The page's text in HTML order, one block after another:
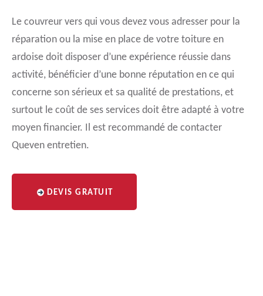
Le couvreur vers qui vous devez vous adresser pour la
réparation ou la mise en place de votre toiture en
ardoise doit disposer d’une expérience réussie dans
activité, bénéficier d’une bonne réputation en ce qui
concerne son sérieux et sa qualité de prestations, et
surtout le coût de ses services doit être adapté à votre
moyen financier. Il est recommandé de contacter
Queven entretien.
DEVIS GRATUIT